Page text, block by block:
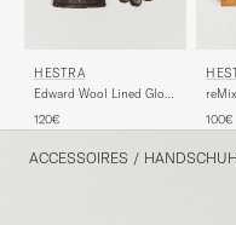
HESTRA
Edward Wool Lined Glove
120€
100€
ACCESSOIRES /